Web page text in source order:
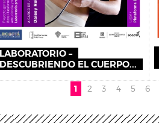
LABORATORIO –
DESCUBRIENDO EL CUERPO...
1 2 3 4 5 6